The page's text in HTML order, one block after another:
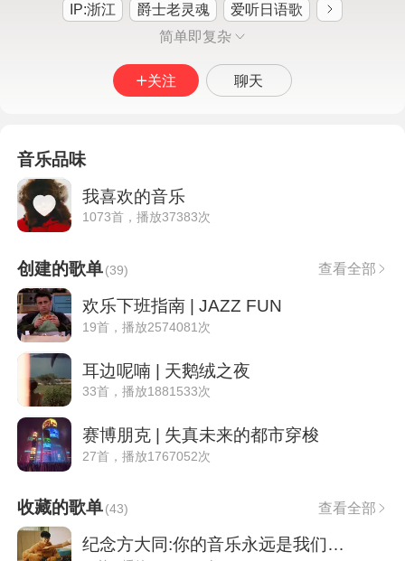
IP:浙江 爵士老灵魂
爱听日语歌
简单即复杂
关注 聊天
音乐品味
我喜欢的音乐
1073首，播放37383次
创建的歌单(39) 查看全部
欢乐下班指南 | JAZZ FUN
19首，播放2574081次
耳边呢喃 | 天鹅绒之夜
33首，播放1881533次
赛博朋克 | 失真未来的都市穿梭
27首，播放1767052次
收藏的歌单(43) 查看全部
纪念方大同:你的音乐永远是我们前行的动力